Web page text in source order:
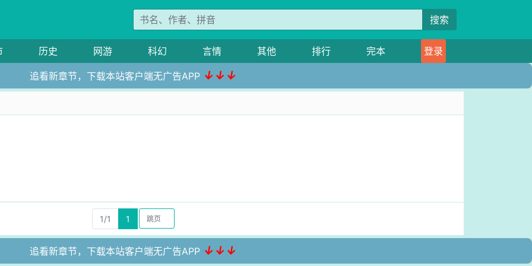
搜索
历史 网游 科幻 言情 其他 排行 完本 登录
追看新章节，下载本站客户端无广告APP ↓↓↓
1/1 1
追看新章节，下载本站客户端无广告APP ↓↓↓